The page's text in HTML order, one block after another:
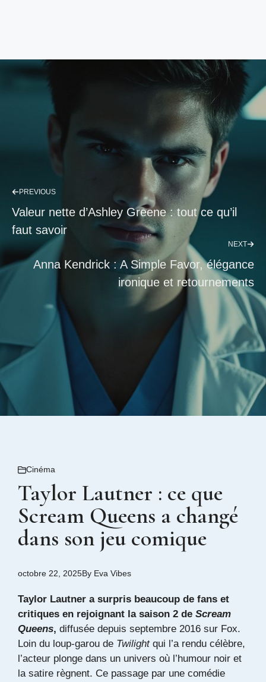
PREVIOUS
Valeur nette d’Ashley Greene : tout ce qu’il
faut savoir
NEXT
Anna Kendrick : A Simple Favor, élégance
ironique et retournements
Cinéma
Taylor Lautner : ce que
Scream Queens a changé
dans son jeu comique
octobre 22, 2025By Eva Vibes
Taylor Lautner a surpris beaucoup de fans et
critiques en rejoignant la saison 2 de Scream
Queens, diffusée depuis septembre 2016 sur Fox.
Loin du loup-garou de Twilightqui l’a rendu célèbre,
l’acteur plonge dans un univers où l’humour noir et
la satire règnent. Ce passage par une comédie